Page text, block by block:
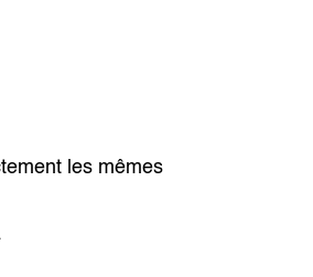
les mêmes